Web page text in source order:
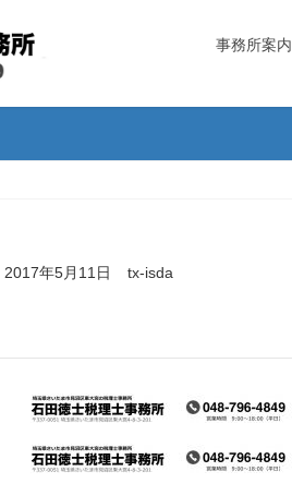
事務所案内
2017年5月11日 tx-isda